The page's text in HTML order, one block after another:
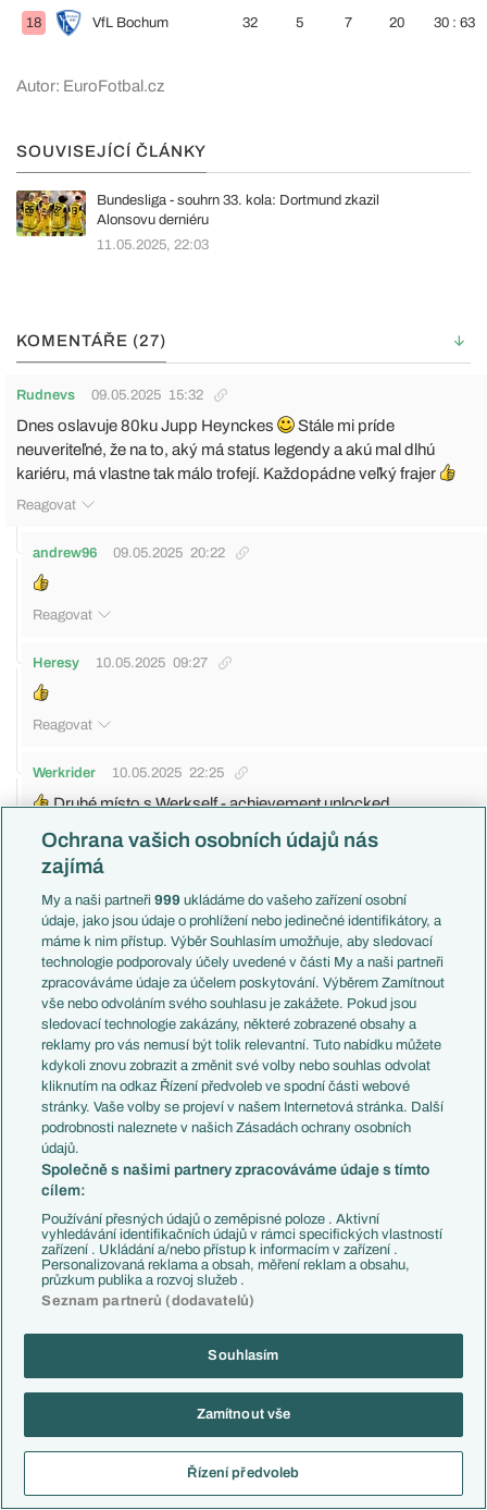
18 VfL Bochum 32 5 7 20 30 : 63
Autor: EuroFotbal.cz
SOUVISEJÍCÍ ČLÁNKY
Bundesliga - souhrn 33. kola: Dortmund zkazil
Alonsovu derniéru
11.05.2025, 22:03
KOMENTÁŘE (27)
Rudnevs 09.05.2025 15:32
Dnes oslavuje 80ku Jupp Heynckes
Stále mi príde
neuveriteľné, že na to, aký má status legendy a akú mal dlhú
kariéru, má vlastne tak málo trofejí. Každopádne veľký frajer
Reagovat
andrew96 09.05.2025 20:22
Reagovat
Heresy 10.05.2025 09:27
Reagovat
Werkrider 10.05.2025 22:25
Druhé místo s Werkself - achievement unlocked.
Reagovat
Neutron
Tak on v podstate trenoval iba dva top kluby, nie?
Reagovat
Rudnevs 11.05.2025 13:45
No prave, to je tiez trochu take zvlastne vzhladom na to, ze
trenoval pomaly styri dekady a ma meno ako jeden z
najväcsich. On bol jeden z tych, co zreli ako vino a ten treble
bol uplna ceresnicka na torte. Plus mozno bol skor typek,
ktory siel za dobrodruzstvom a exotikou (na tu dobu treti
nemecky trener v ESP) nez za trofejami.
Reagovat
andrew96 09.05.2025 20:29
Habemus Kukučka.
Reagovat
Rudnevs 10.05.2025 08:07
No slovenská stopa sa predviedla v plnej paráde
vyjde HSV, toto hádam už neposerú.
Reagovat
Ochrana vašich osobních údajů nás
zajímá
My a naši partneři999 ukládáme do vašeho zařízení osobní
údaje, jako jsou údaje o prohlížení nebo jedinečné identifikátory, a
máme k nim přístup. Výběr Souhlasím umožňuje, aby sledovací
technologie podporovaly účely uvedené v části My a naši partneři
zpracováváme údaje za účelem poskytování. Výběrem Zamítnout
vše nebo odvoláním svého souhlasu je zakážete. Pokud jsou
sledovací technologie zakázány, některé zobrazené obsahy a
reklamy pro vás nemusí být tolik relevantní. Tuto nabídku můžete
kdykoli znovu zobrazit a změnit své volby nebo souhlas odvolat
kliknutím na odkaz Řízení předvoleb ve spodní části webové
stránky. Vaše volby se projeví v našem Internetová stránka. Další
podrobnosti naleznete v našich Zásadách ochrany osobních
údajů.
Společně s našimi partnery zpracováváme údaje s tímto
cílem:
Používání přesných údajů o zeměpisné poloze . Aktivní
vyhledávání identifikačních údajů v rámci specifických vlastností
zařízení . Ukládání a/nebo přístup k informacím v zařízení .
Personalizovaná reklama a obsah, měření reklam a obsahu,
průzkum publika a rozvoj služeb .
Seznam partnerů (dodavatelů)
Souhlasím
Zamítnout vše
Řízení předvoleb